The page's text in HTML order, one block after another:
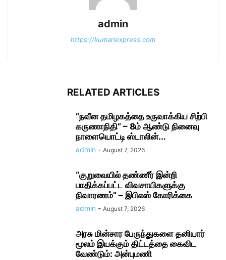
admin
https://kumariexpress.com
RELATED ARTICLES
“நவீன தமிழகத்தை உருவாக்கிய சிற்பி
கருணாநிதி” – 8ம் ஆண்டு நினைவு
நாளையொட்டி ஸ்டாலின்...
admin - August 7, 2026
“குறுவையில் தண்ணீர் இன்றி
பாதிக்கப்பட்ட விவசாயிகளுக்கு
நிவாரணம்” – இபிஎஸ் கோரிக்கை
admin - August 7, 2026
அரசு மின்சார பேருந்துகளை தனியார்
மூலம் இயக்கும் திட்டத்தை கைவிட
வேண்டும்: அன்புமணி